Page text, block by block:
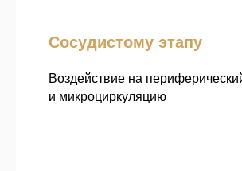
Сосудистому этапу
Воздействие на
и микроциркуляцию